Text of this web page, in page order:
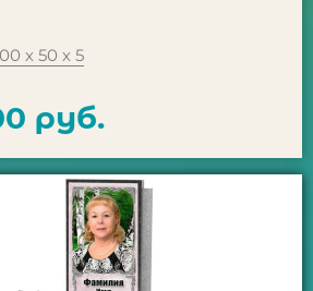
х 50 х 5
руб.